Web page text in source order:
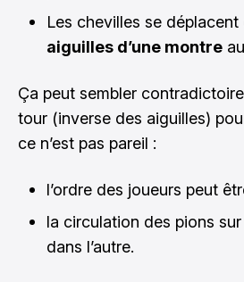
Les chevilles se déplacent
aiguilles d’une montre
Ça peut sembler
tour (inverse des aiguilles)
ce n’est pas pareil :
l’ordre des joueurs peut
la circulation des pions
dans l’autre.